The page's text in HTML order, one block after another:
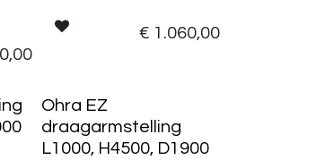
€ 1.060,00
Ohra EZ
draagarmstelling
L1000, H4500, D1900